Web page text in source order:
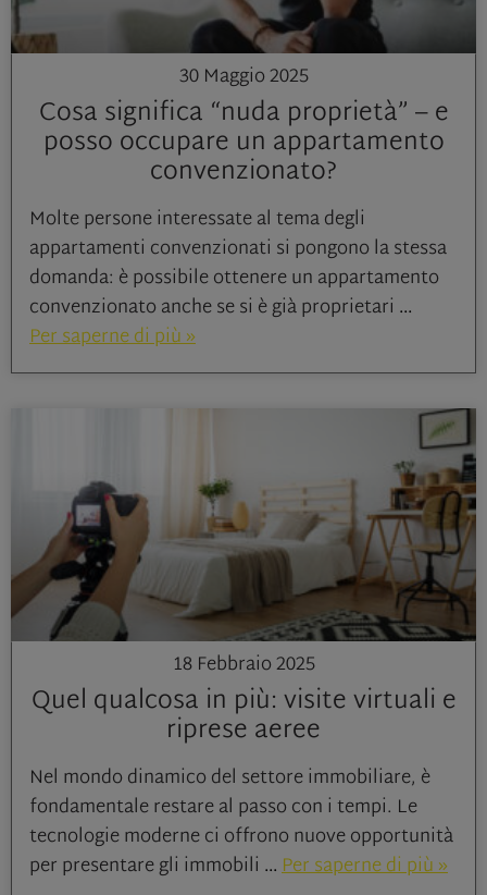
Cosa significa “nuda proprietà” – e
posso occupare un appartamento
convenzionato?
Molte persone interessate al tema degli
appartamenti convenzionati si pongono la stessa
domanda: è possibile ottenere un appartamento
convenzionato anche se si è già proprietari
Per saperne di più »
30 Maggio 2025
Quel qualcosa in più: visite virtuali e
riprese aeree
Nel mondo dinamico del settore immobiliare, è
fondamentale restare al passo con i tempi. Le
tecnologie moderne ci offrono nuove opportunità
per presentare gli immobili
Per saperne di più »
18 Febbraio 2025